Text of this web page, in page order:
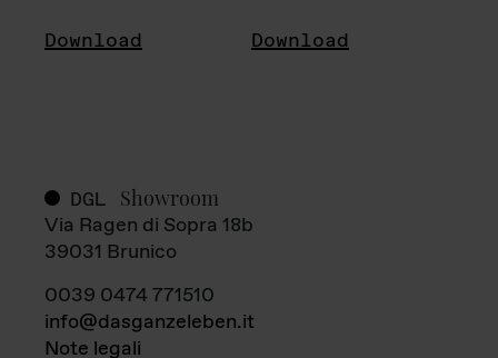
Download Download
DGL Showroom
Via Ragen di Sopra 18b
39031 Brunico
0039 0474 771510
info@dasganzeleben.it
Note legali